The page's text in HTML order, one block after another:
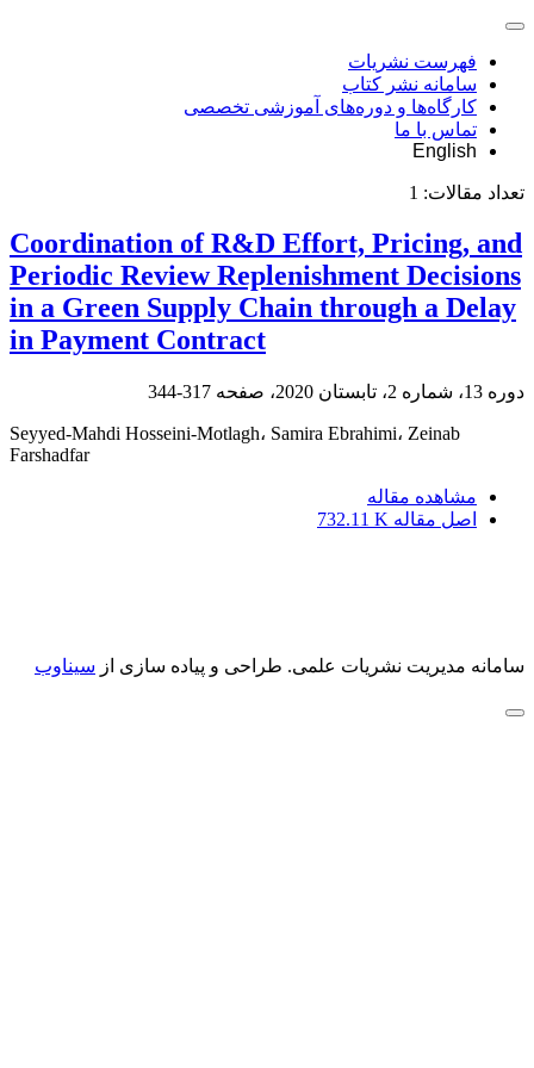
فهرست نشریات
سامانه نشر کتاب
کارگاه‌ها و دوره‌های آموزشی تخصصی
تماس با ما
English
تعداد مقالات: 1
Coordination of R&D Effort, Pricing, and
Periodic Review Replenishment Decisions
in a Green Supply Chain through a Delay
in Payment Contract
دوره 13، شماره 2، تابستان 2020، صفحه 317-344
Seyyed-Mahdi Hosseini-Motlagh، Samira Ebrahimi، Zeinab
Farshadfar
مشاهده مقاله
اصل مقاله 732.11 K
سامانه مدیریت نشریات علمی. طراحی و پیاده سازی از سیناوب